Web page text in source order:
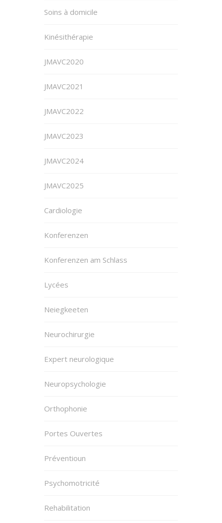
Soins à domicile
Kinésithérapie
JMAVC2020
JMAVC2021
JMAVC2022
JMAVC2023
JMAVC2024
JMAVC2025
Cardiologie
Konferenzen
Konferenzen am Schlass
Lycées
Neiegkeeten
Neurochirurgie
Expert neurologique
Neuropsychologie
Orthophonie
Portes Ouvertes
Préventioun
Psychomotricité
Rehabilitation